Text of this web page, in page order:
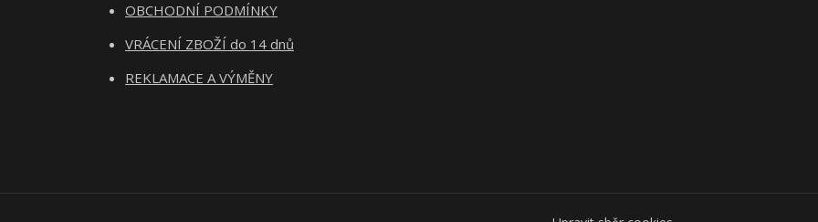
OBCHODNÍ PODMÍNKY
VRÁCENÍ ZBOŽÍ do 14 dnů
REKLAMACE A VÝMĚNY